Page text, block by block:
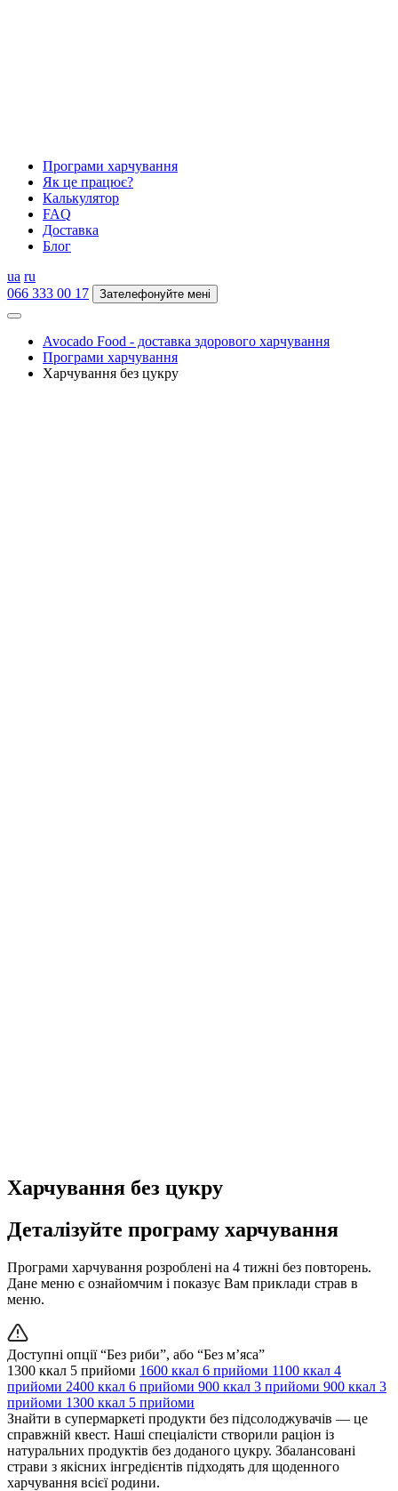
Програми харчування
Як це працює?
Калькулятор
FAQ
Доставка
Блог
ua ru
066 333 00 17
Зателефонуйте мені
Avocado Food - доставка здорового харчування
Програми харчування
Харчування без цукру
Харчування без цукру
Деталізуйте програму харчування
Програми харчування розроблені на 4 тижні без повторень.
Дане меню є ознайомчим і показує Вам приклади страв в
меню.
Доступні опції “Без риби”, або “Без м’яса”
1300 ккал 5 прийоми 1600 ккал 6 прийоми 1100 ккал 4
прийоми 2400 ккал 6 прийоми 900 ккал 3 прийоми 900 ккал 3
прийоми 1300 ккал 5 прийоми
Знайти в супермаркеті продукти без підсолоджувачів — це
справжній квест. Наші спеціалісти створили раціон із
натуральних продуктів без доданого цукру. Збалансовані
страви з якісних інгредієнтів підходять для щоденного
харчування всієї родини.